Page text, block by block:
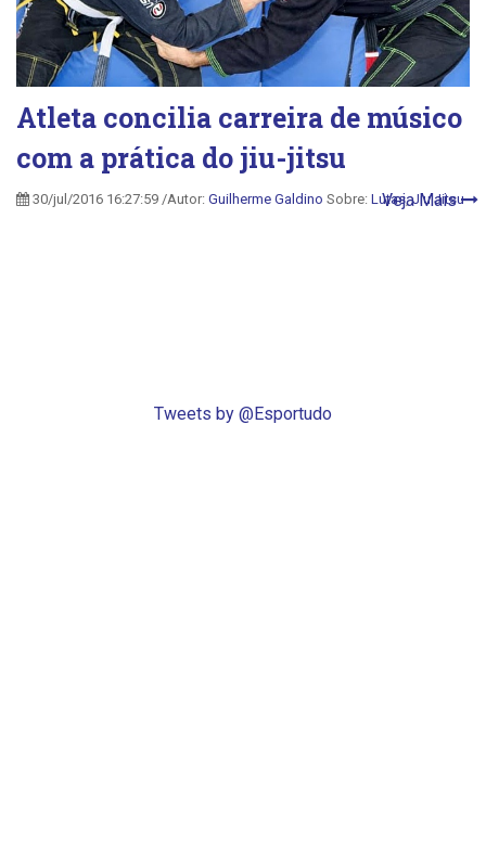
Atleta concilia carreira de músico
com a prática do jiu-jitsu
30/jul/2016 16:27:59 /Autor: Guilherme Galdino Sobre: Lutas,Jiu Jitsu
Veja Mais
Tweets by @Esportudo